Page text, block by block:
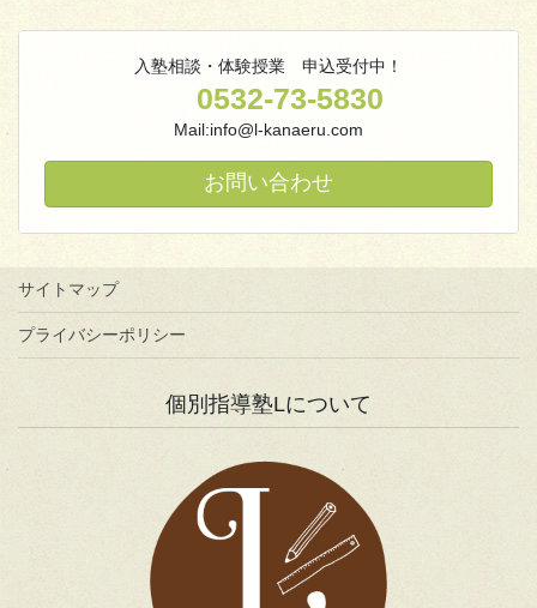
入塾相談・体験授業 申込受付中！
0532-73-5830
Mail:info@l-kanaeru.com
お問い合わせ
サイトマップ
プライバシーポリシー
個別指導塾Lについて